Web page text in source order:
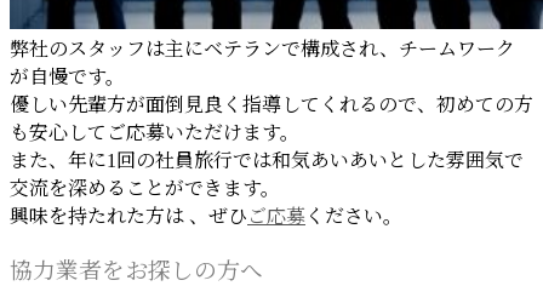
弊社のスタッフは主にベテランで構成され、チームワーク
が自慢です。
優しい先輩方が面倒見良く指導してくれるので、初めての方
も安心してご応募いただけます。
また、年に1回の社員旅行では和気あいあいとした雰囲気で
交流を深めることができます。
興味を持たれた方は 、ぜひ ご応募 ください。
協力業者をお探しの方へ